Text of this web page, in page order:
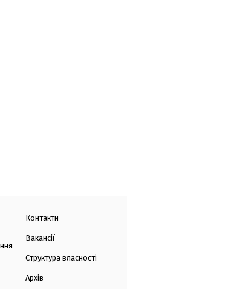
Контакти
Вакансії
Структура власності
Архів